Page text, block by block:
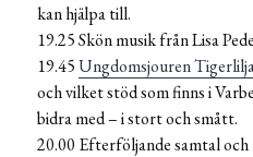
kan hjälpa till.
19.25 Skön musik från Lisa
19.45Ungdomsjouren
och vilket stöd som finns i
bidra med – i stort och smått.
20.00 Efterföljande samtal och